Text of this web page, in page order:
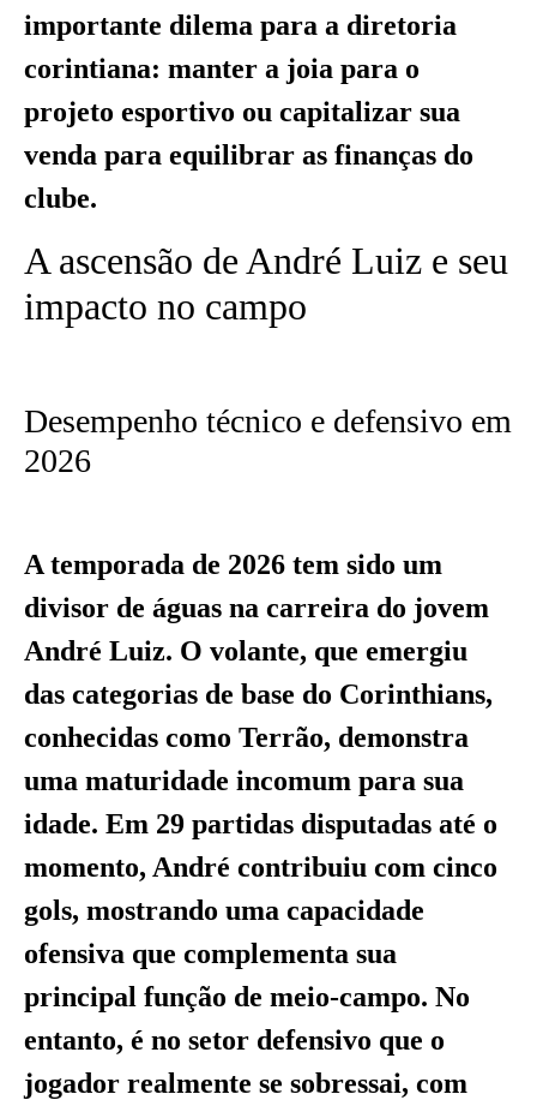
importante dilema para a diretoria
corintiana: manter a joia para o
projeto esportivo ou capitalizar sua
venda para equilibrar as finanças do
clube.
A ascensão de André Luiz e seu
impacto no campo
Desempenho técnico e defensivo em
2026
A temporada de 2026 tem sido um
divisor de águas na carreira do jovem
André Luiz. O volante, que emergiu
das categorias de base do Corinthians,
conhecidas como Terrão, demonstra
uma maturidade incomum para sua
idade. Em 29 partidas disputadas até o
momento, André contribuiu com cinco
gols, mostrando uma capacidade
ofensiva que complementa sua
principal função de meio-campo. No
entanto, é no setor defensivo que o
jogador realmente se sobressai, com